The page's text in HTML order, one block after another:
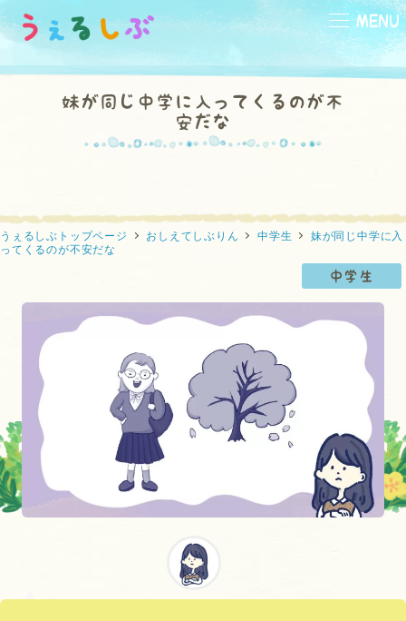
メ
イ
移
動
小学生 中学生 高校生
ひと休み
の部屋
なんでかな？ なんだろう？
MENU
妹が同じ中学に入ってくるのが不
安だな
うぇるしぶトップページ おしえてしぶりん 中学生
妹が同じ中学に入
ってくるのが不安だな
中学生